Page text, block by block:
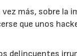
más, sobre la
que unos